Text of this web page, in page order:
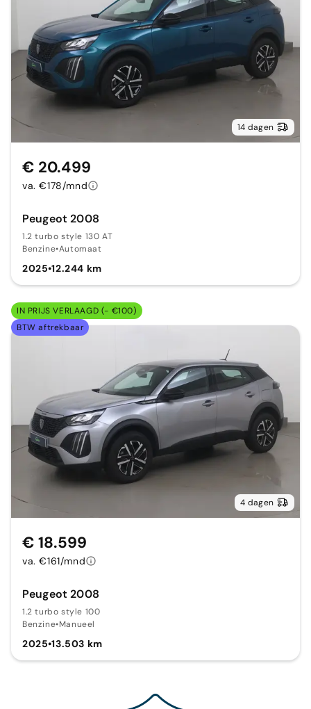
14 dagen
Peugeot 2008
1.2 turbo style 130 AT
Benzine•Automaat
2025•12.244 km
€ 20.499
va. €178/mnd
IN PRIJS VERLAAGD (- €100)
BTW aftrekbaar
4 dagen
Peugeot 2008
1.2 turbo style 100
Benzine•Manueel
2025•13.503 km
€ 18.599
va. €161/mnd